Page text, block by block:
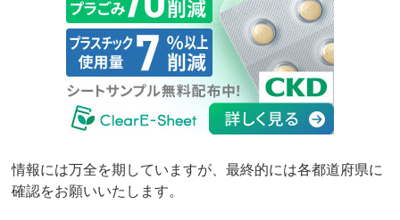
情報には万全を期していますが、最終的には各都道府県に
確認をお願いいたします。